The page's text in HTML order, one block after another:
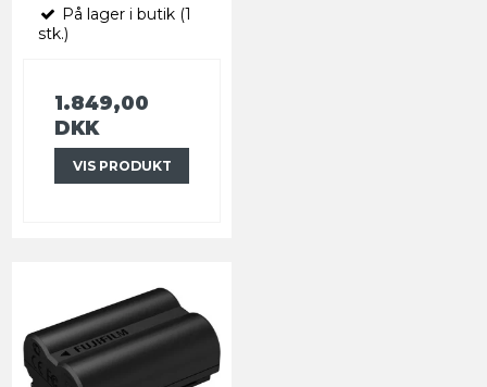
På lager i butik (1
stk.)
1.849,00
DKK
VIS PRODUKT